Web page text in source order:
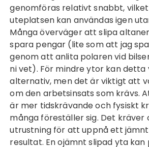
genomföras relativt snabbt,
uteplatsen kan användas igen
Många överväger att slipa
spara pengar (lite som att jag
genom att anlita polaren vid
ni vet). För mindre ytor kan
alternativ, men det är viktigt att
om den arbetsinsats som krävs.
är mer tidskrävande och fysiskt
många föreställer sig. Det kräver
utrustning för att uppnå ett
resultat. En ojämnt slipad yta